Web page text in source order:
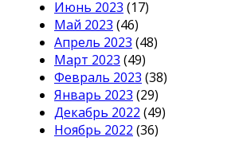
Июнь 2023 (17)
Май 2023 (46)
Апрель 2023 (48)
Март 2023 (49)
Февраль 2023 (38)
Январь 2023 (29)
Декабрь 2022 (49)
Ноябрь 2022 (36)